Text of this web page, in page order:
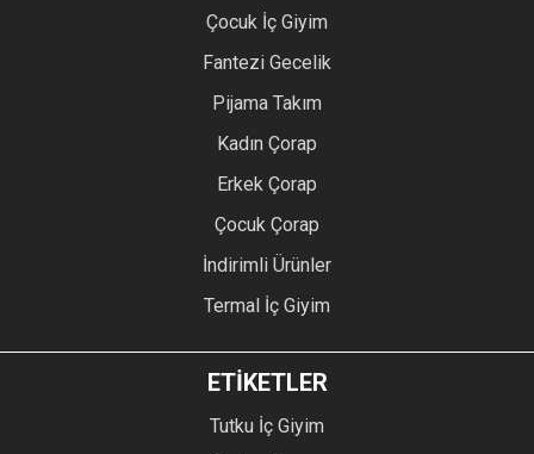
Çocuk İç Giyim
Fantezi Gecelik
Pijama Takım
Kadın Çorap
Erkek Çorap
Çocuk Çorap
İndirimli Ürünler
Termal İç Giyim
ETİKETLER
Tutku İç Giyim